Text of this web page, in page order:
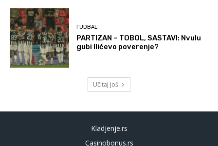
FUDBAL
PARTIZAN – TOBOL, SASTAVI: Nvulu
gubi Ilićevo poverenje?
Učitaj još
Kladjenje.rs
Casinobonus.rs